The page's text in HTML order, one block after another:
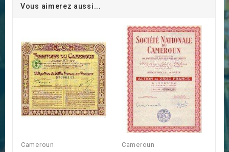
Vous aimerez aussi...
Cameroun Cameroun